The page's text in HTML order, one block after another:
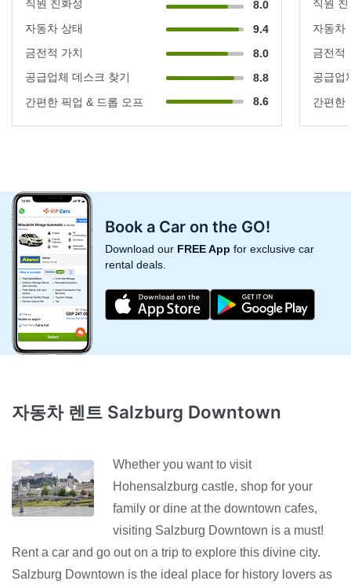
직원 친화성
8.0
자동차 상태
9.4
금전적 가치
8.0
공급업체 데스크 찾기
8.8
간편한 픽업 & 드롭 오프
8.6
직원
자동차
금전적
공급업
간편한
Book a Car on the GO!
Download our FREE App for exclusive car
rental deals.
자동차 렌트 Salzburg Downtown
Whether you want to visit
Hohensalzburg castle, shop for your
family or dine at the downtown cafes,
visiting Salzburg Downtown is a must!
Rent a car and go out on a trip to explore this divine city.
Salzburg Downtown is the ideal place for history lovers as